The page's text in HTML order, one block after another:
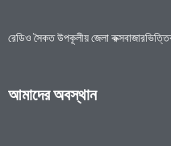
রেডিও সৈকত উপকূলীয় জেলা
আমাদের অবস্থান